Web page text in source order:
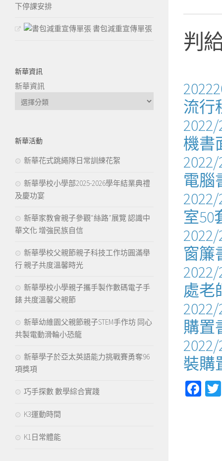
判
流行
機書
電腦
室50
窗簾
處老
購置
裝購
下停課安排
書包減重宣傳單張
新華資訊
新華資訊
新華活動
新華花式跳繩隊日常訓練花絮
新華學校小學部2025-2026學年結業典禮
及慶功宴
新華家教會親子參觀“絲路”展覽 認識中
華文化 增強民族自信
新華學校父親節親子科技工作坊圓滿舉
行 親子共度溫馨時光
新華學校小學親子攜手製作數碼電子手
錶 共度溫馨父親節
新華幼維園父親節親子STEM手作坊 同心
共製電動滑輪小恐龍
新華學子於亞太英語能力挑戰賽勇奪96
項獎項
巧手探數 數學綜合實踐
K3運動時間
K1日常體能